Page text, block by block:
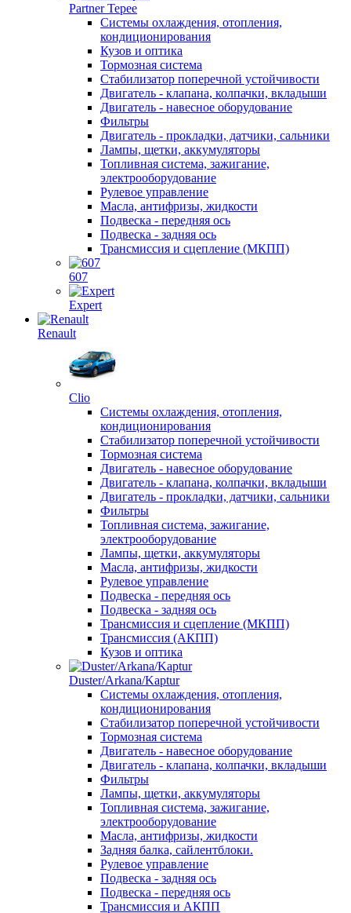
Partner Tepee
Системы охлаждения, отопления,
кондиционирования
Кузов и оптика
Тормозная система
Стабилизатор поперечной устойчивости
Двигатель - клапана, колпачки, вкладыши
Двигатель - навесное оборудование
Фильтры
Двигатель - прокладки, датчики, сальники
Лампы, щетки, аккумуляторы
Топливная система, зажигание,
электрооборудование
Рулевое управление
Масла, антифризы, жидкости
Подвеска - передняя ось
Подвеска - задняя ось
Трансмиссия и сцепление (МКПП)
607
Expert
Renault
Clio
Системы охлаждения, отопления,
кондиционирования
Стабилизатор поперечной устойчивости
Тормозная система
Двигатель - навесное оборудование
Двигатель - клапана, колпачки, вкладыши
Двигатель - прокладки, датчики, сальники
Фильтры
Топливная система, зажигание,
электрооборудование
Лампы, щетки, аккумуляторы
Масла, антифризы, жидкости
Рулевое управление
Подвеска - передняя ось
Подвеска - задняя ось
Трансмиссия и сцепление (МКПП)
Трансмиссия (АКПП)
Кузов и оптика
Duster/Arkana/Kaptur
Системы охлаждения, отопления,
кондиционирования
Стабилизатор поперечной устойчивости
Тормозная система
Двигатель - навесное оборудование
Двигатель - клапана, колпачки, вкладыши
Фильтры
Лампы, щетки, аккумуляторы
Топливная система, зажигание,
электрооборудование
Масла, антифризы, жидкости
Задняя балка, сайлентблоки.
Рулевое управление
Подвеска - задняя ось
Подвеска - передняя ось
Трансмиссия и АКПП